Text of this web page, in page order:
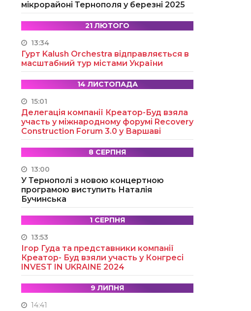
мікрорайоні Тернополя у березні 2025
21 ЛЮТОГО
13:34
Гурт Kalush Orchestra відправляється в
масштабний тур містами України
14 ЛИСТОПАДА
15:01
Делегація компанії Креатор-Буд взяла
участь у міжнародному форумі Recovery
Construction Forum 3.0 у Варшаві
8 СЕРПНЯ
13:00
У Тернополі з новою концертною
програмою виступить Наталія
Бучинська
1 СЕРПНЯ
13:53
Ігор Гуда та представники компанії
Креатор- Буд взяли участь у Конгресі
INVEST IN UKRAINE 2024
9 ЛИПНЯ
14:41